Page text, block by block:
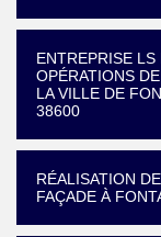
ENTREPRISE
OPÉRATIONS
LA VILLE DE
38600
RÉALISATION
FAÇADE À